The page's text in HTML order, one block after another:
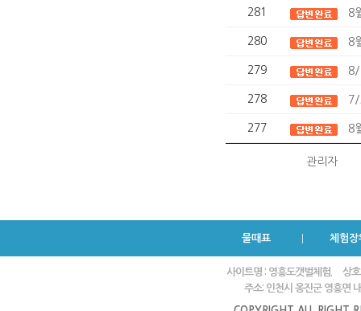
281 8
280 8
279 8/
278 7/
277 8
관리자
물때표 체험장
사이트명 : 영흥도갯벌체험.
상
주소: 인천시 옹진군 영흥면